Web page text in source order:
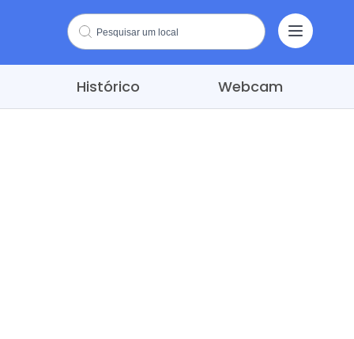
Histórico Webcam